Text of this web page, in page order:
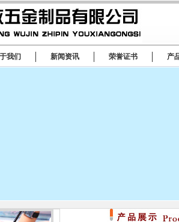
我们 新闻资讯 荣誉证书 产